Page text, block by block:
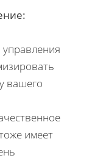
вашего
имеет